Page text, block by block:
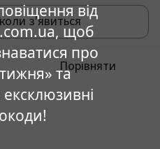
від
щоб
про
та
з'явиться
Порівняти